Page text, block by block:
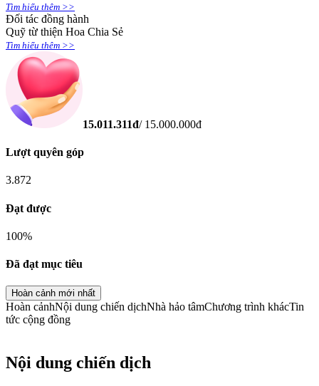
Tìm hiểu thêm >>
Đối tác đồng hành
Quỹ từ thiện Hoa Chia Sẻ
Tìm hiểu thêm >>
15.011.311đ/ 15.000.000đ
Lượt quyên góp
3.872
Đạt được
100%
Đã đạt mục tiêu
Hoàn cảnh mới nhất
Hoàn cảnhNội dung chiến dịchNhà hảo tâmChương trình khácTin
tức cộng đồng
Nội dung chiến dịch